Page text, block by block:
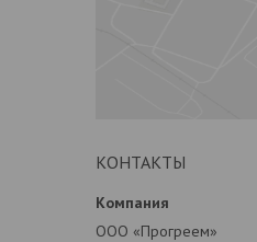
КОНТАКТЫ
ООО «Прогреем»